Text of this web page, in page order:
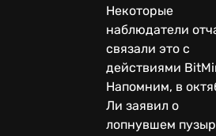
Некоторые
наблюдатели
связали это с
действиями
Напомним, в
Ли заявил о
лопнувшем